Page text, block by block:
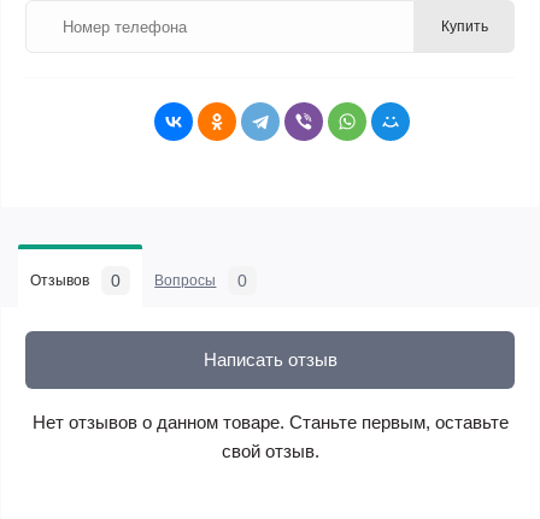
Купить
Отзывов 0 Вопросы 0
Написать отзыв
Нет отзывов о данном товаре. Станьте первым, оставьте
свой отзыв.